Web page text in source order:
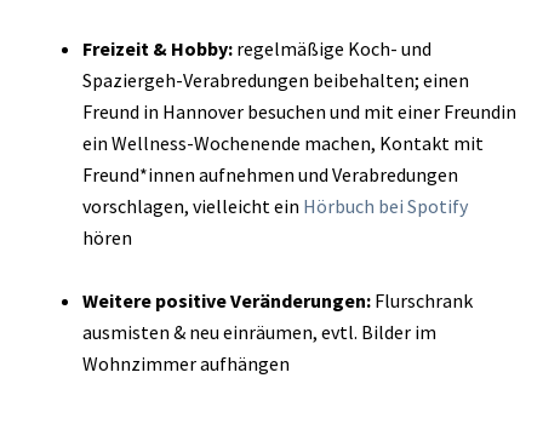
Freizeit & Hobby: regelmäßige Koch- und
Spaziergeh-Verabredungen beibehalten; einen
Freund in Hannover besuchen und mit einer Freundin
ein Wellness-Wochenende machen, Kontakt mit
Freund*innen aufnehmen und Verabredungen
vorschlagen, vielleicht ein Hörbuch bei Spotify
hören
Weitere positive Veränderungen: Flurschrank
ausmisten & neu einräumen, evtl. Bilder im
Wohnzimmer aufhängen